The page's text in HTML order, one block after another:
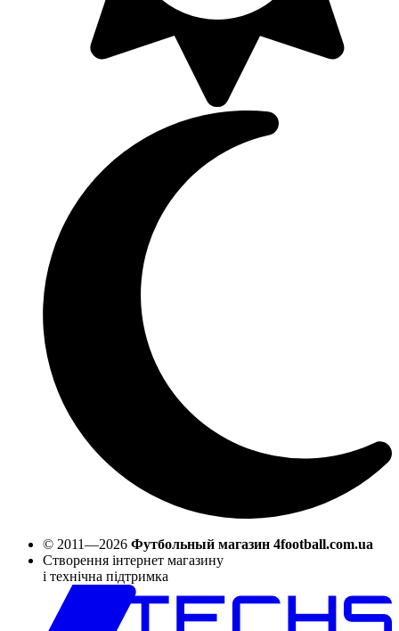
© 2011—2026 Футбольный магазин 4football.com.ua
Створення інтернет магазину
і технічна підтримка